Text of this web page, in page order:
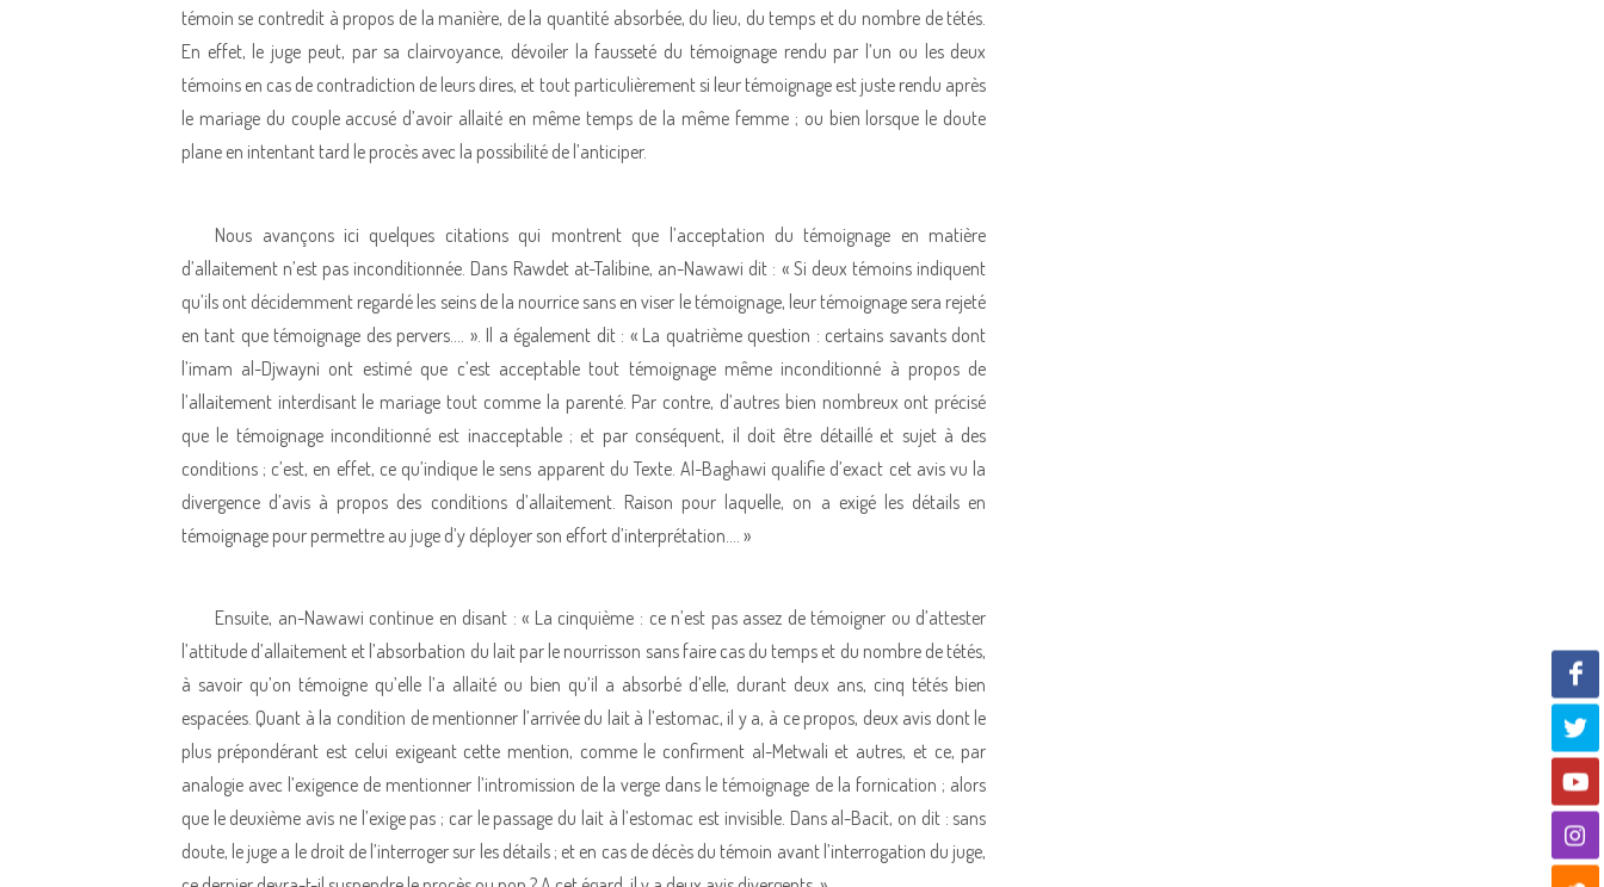
témoin se contredit à propos de la manière, de la quantité absorbée, du lieu, du temps et du nombre de tétés.
En effet, le juge peut, par sa clairvoyance, dévoiler la fausseté du témoignage rendu par l’un ou les deux
témoins en cas de contradiction de leurs dires, et tout particulièrement si leur témoignage est juste rendu après
le mariage du couple accusé d’avoir allaité en même temps de la même femme ; ou bien lorsque le doute
plane en intentant tard le procès avec la possibilité de l’anticiper.
Nous avançons ici quelques citations qui montrent que l’acceptation du témoignage en matière
d’allaitement n’est pas inconditionnée. Dans Rawdet at-Talibine, an-Nawawi dit : « Si deux témoins indiquent
qu’ils ont décidemment regardé les seins de la nourrice sans en viser le témoignage, leur témoignage sera rejeté
en tant que témoignage des pervers…. ». Il a également dit : « La quatrième question : certains savants dont
l’imam al-Djwayni ont estimé que c’est acceptable tout témoignage même inconditionné à propos de
l’allaitement interdisant le mariage tout comme la parenté. Par contre, d’autres bien nombreux ont précisé
que le témoignage inconditionné est inacceptable ; et par conséquent, il doit être détaillé et sujet à des
conditions ; c’est, en effet, ce qu’indique le sens apparent du Texte. Al-Baghawi qualifie d’exact cet avis vu la
divergence d’avis à propos des conditions d’allaitement. Raison pour laquelle, on a exigé les détails en
témoignage pour permettre au juge d’y déployer son effort d’interprétation…. »
Ensuite, an-Nawawi continue en disant : « La cinquième : ce n’est pas assez de témoigner ou d’attester
l’attitude d’allaitement et l’absorbation du lait par le nourrisson sans faire cas du temps et du nombre de tétés,
à savoir qu’on témoigne qu’elle l’a allaité ou bien qu’il a absorbé d’elle, durant deux ans, cinq tétés bien
espacées. Quant à la condition de mentionner l’arrivée du lait à l’estomac, il y a, à ce propos, deux avis dont le
plus prépondérant est celui exigeant cette mention, comme le confirment al-Metwali et autres, et ce, par
analogie avec l’exigence de mentionner l’intromission de la verge dans le témoignage de la fornication ; alors
que le deuxième avis ne l’exige pas ; car le passage du lait à l’estomac est invisible. Dans al-Bacit, on dit : sans
doute, le juge a le droit de l’interroger sur les détails ; et en cas de décès du témoin avant l’interrogation du juge,